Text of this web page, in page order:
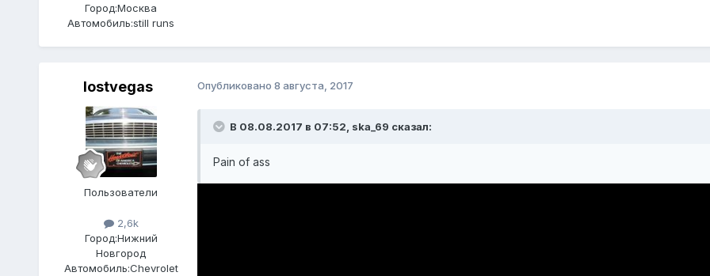
Город:Москва
Автомобиль:still runs
lostvegas
Пользователи
2,6k
Город:Нижний
Новгород
Автомобиль:Chevrolet
Опубликовано 8 августа, 2017
В 08.08.2017 в 07:52, ska_69 сказал:
Pain of ass